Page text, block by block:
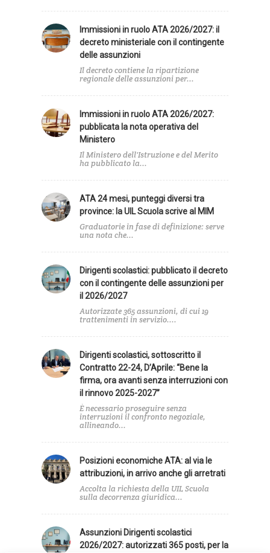
Immissioni in ruolo ATA 2026/2027: il
decreto ministeriale con il contingente
delle assunzioni
Il decreto contiene la ripartizione
regionale delle assunzioni per...
Immissioni in ruolo ATA 2026/2027:
pubblicata la nota operativa del
Ministero
Il Ministero dell'Istruzione e del Merito
ha pubblicato la...
ATA 24 mesi, punteggi diversi tra
province: la UIL Scuola scrive al MIM
Graduatorie in fase di definizione: serve
una nota che...
Dirigenti scolastici: pubblicato il decreto
con il contingente delle assunzioni per
il 2026/2027
Autorizzate 365 assunzioni, di cui 19
trattenimenti in servizio....
Dirigenti scolastici, sottoscritto il
Contratto 22-24, D’Aprile: “Bene la
firma, ora avanti senza interruzioni con
il rinnovo 2025-2027”
È necessario proseguire senza
interruzioni il confronto negoziale,
allineando...
Posizioni economiche ATA: al via le
attribuzioni, in arrivo anche gli arretrati
Accolta la richiesta della UIL Scuola
sulla decorrenza giuridica...
Assunzioni Dirigenti scolastici
2026/2027: autorizzati 365 posti, per la